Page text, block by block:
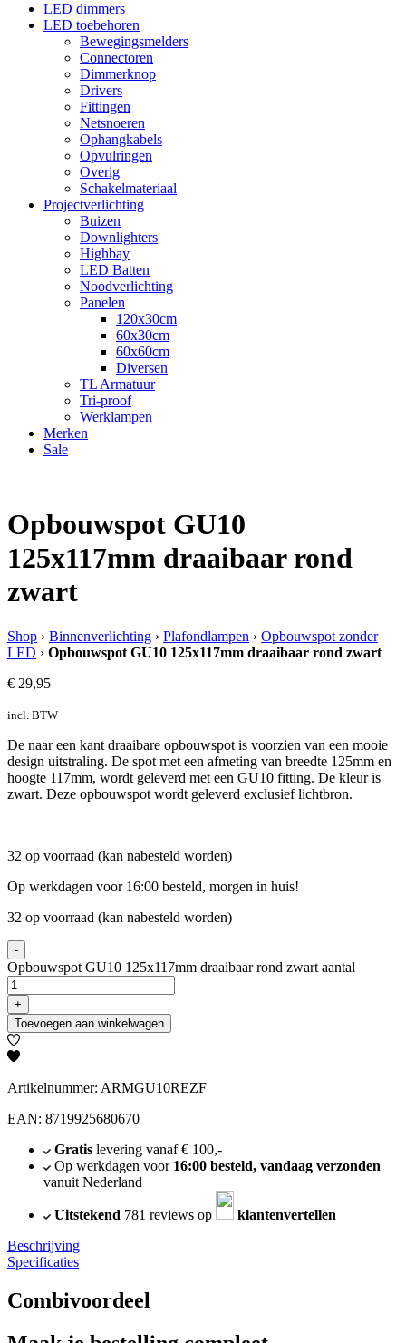
LED dimmers
LED toebehoren
Bewegingsmelders
Connectoren
Dimmerknop
Drivers
Fittingen
Netsnoeren
Ophangkabels
Opvulringen
Overig
Schakelmateriaal
Projectverlichting
Buizen
Downlighters
Highbay
LED Batten
Noodverlichting
Panelen
120x30cm
60x30cm
60x60cm
Diversen
TL Armatuur
Tri-proof
Werklampen
Merken
Sale
Opbouwspot GU10
125x117mm draaibaar rond
zwart
Shop › Binnenverlichting › Plafondlampen › Opbouwspot zonder
LED › Opbouwspot GU10 125x117mm draaibaar rond zwart
€ 29,95
incl. BTW
De naar een kant draaibare opbouwspot is voorzien van een mooie
design uitstraling. De spot met een afmeting van breedte 125mm en
hoogte 117mm, wordt geleverd met een GU10 fitting. De kleur is
zwart. Deze opbouwspot wordt geleverd exclusief lichtbron.
32 op voorraad (kan nabesteld worden)
Op werkdagen voor 16:00 besteld, morgen in huis!
32 op voorraad (kan nabesteld worden)
-
Opbouwspot GU10 125x117mm draaibaar rond zwart aantal
+
Toevoegen aan winkelwagen
Artikelnummer: ARMGU10REZF
EAN: 8719925680670
Gratislevering vanaf € 100,-
Op werkdagen voor 16:00 besteld, vandaag verzonden
vanuit Nederland
Uitstekend 781 reviews op
klantenvertellen
Beschrijving
Specificaties
Combivoordeel